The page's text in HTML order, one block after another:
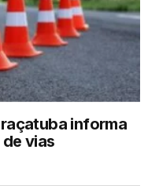
informa
vias